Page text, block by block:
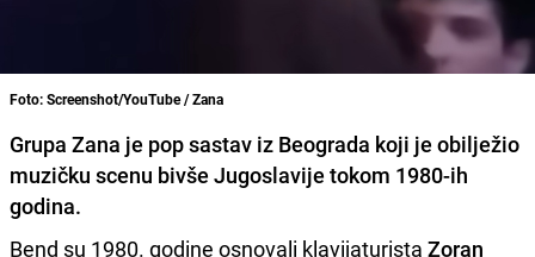
Foto: Screenshot/YouTube / Zana
Grupa Zana je pop sastav iz Beograda koji je obilježio
muzičku scenu bivše Jugoslavije tokom 1980-ih
godina.
Bend su 1980. godine osnovali klavijaturista Zoran